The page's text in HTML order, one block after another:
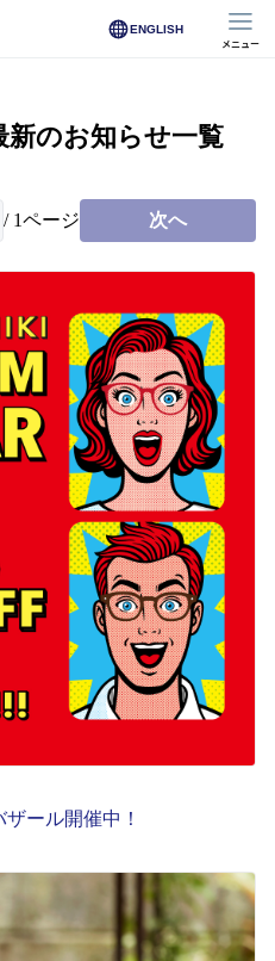
ENGLISH
メニュー
のお知らせ一覧
/ 1ページ 次へ
ール開催中！